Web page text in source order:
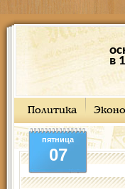
в
Политика
пятница
07